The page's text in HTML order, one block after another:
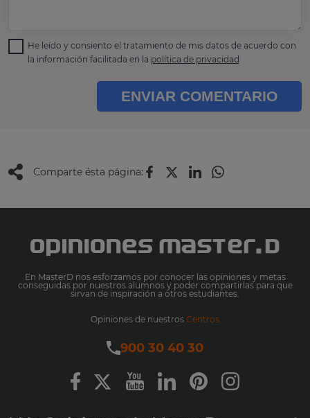
He leído y consiento el tratamiento de mis datos de acuerdo con
la información facilitada en la política de privacidad
ENVIAR COMENTARIO
Comparte ésta página:
En MasterD nos esforzamos por conocer las opiniones y metas
conseguidas por nuestros alumnos y poder compartirlas para que
sirvan de inspiración a otros estudiantes.
Opiniones de nuestros Centros
900 30 40 30